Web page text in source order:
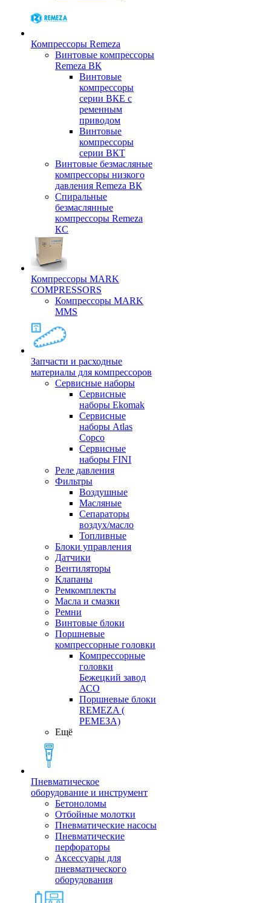
Компрессоры Remeza
Винтовые компрессоры
Remeza ВК
Винтовые
компрессоры
серии ВКЕ с
ременным
приводом
Винтовые
компрессоры
серии ВКТ
Винтовые безмасляные
компрессоры низкого
давления Remeza ВК
Спиральные
безмаслянные
компрессоры Remeza
КС
Компрессоры MARK
COMPRESSORS
Компрессоры MARK
MMS
Запчасти и расходные
материалы для компрессоров
Cервисные наборы
Сервисные
наборы Ekomak
Cервисные
наборы Atlas
Copco
Сервисные
наборы FINI
Реле давления
Фильтры
Воздушные
Масляные
Сепараторы
воздух/масло
Топливные
Блоки управления
Датчики
Вентиляторы
Клапаны
Ремкомплекты
Масла и смазки
Ремни
Винтовые блоки
Поршневые
компрессорные головки
Компрессорные
головки
Бежецкий завод
АСО
Поршневые блоки
REMEZA (
РЕМЕЗА)
Ещё
Пневматическое
оборудование и инструмент
Бетоноломы
Отбойные молотки
Пневматические насосы
Пневматические
перфораторы
Аксессуары для
пневматического
оборудования